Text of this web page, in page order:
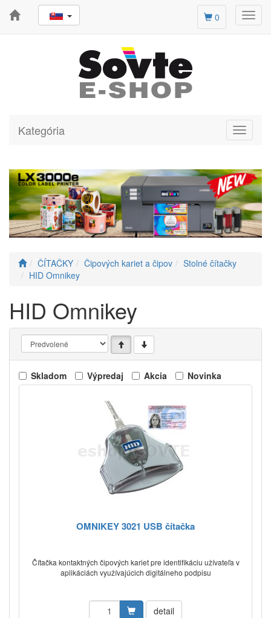
0
Toggle
Kategória
ČÍTAČKY Čipových kariet a čipov
Stolné čítačky
HID Omnikey
HID Omnikey
Skladom Výpredaj Akcia Novinka
OMNIKEY 3021 USB čítačka
Čítačka kontaktných čipových kariet pre identifikáciu užívateľa v
aplikáciách využívajúcich digitálneho podpisu
detail